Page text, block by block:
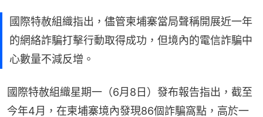
國際特赦組織指出，儘管柬埔寨當局聲稱開展近一年
的網絡詐騙打擊行動取得成功，但境內的電信詐騙中
心數量不減反增。
國際特赦組織星期一（6月8日）發布報告指出，截至
今年4月，在柬埔寨境內發現86個詐騙窩點，高於一